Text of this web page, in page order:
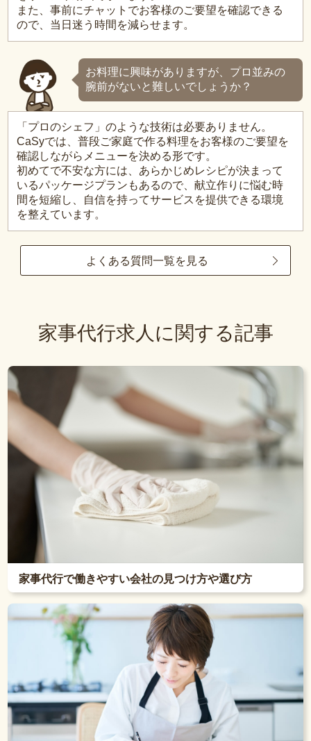
また、事前にチャットでお客様のご要望を確認できる
ので、当日迷う時間を減らせます。
お料理に興味がありますが、プロ並みの
腕前がないと難しいでしょうか？
「プロのシェフ」のような技術は必要ありません。
CaSyでは、普段ご家庭で作る料理をお客様のご要望を
確認しながらメニューを決める形です。
初めてで不安な方には、あらかじめレシピが決まって
いるパッケージプランもあるので、献立作りに悩む時
間を短縮し、自信を持ってサービスを提供できる環境
を整えています。
よくある質問一覧を見る
家事代行求人に関する記事
家事代行で働きやすい会社の見つけ方や選び方